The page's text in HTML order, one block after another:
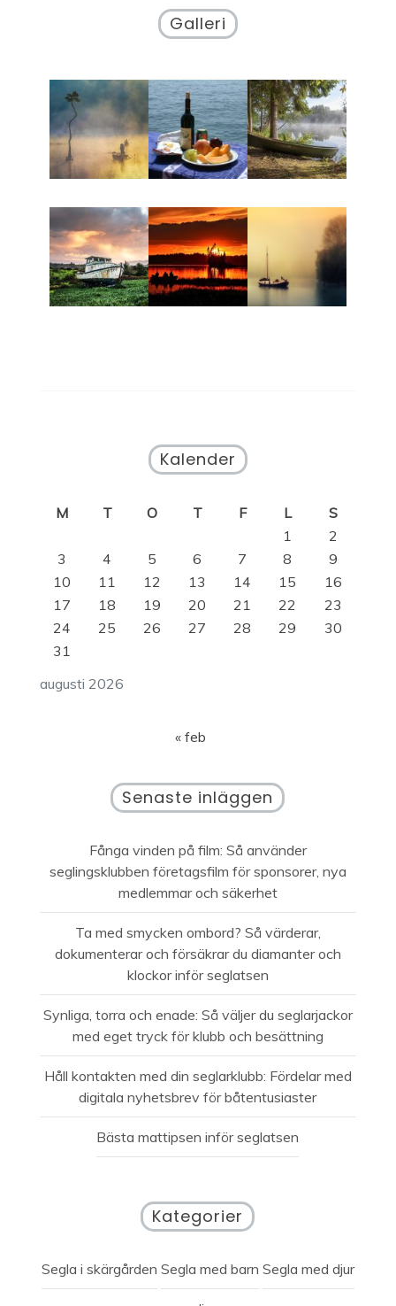
Galleri
Kalender
augusti 2026
M T O T F L
S
1
2
3
4 5 6 7 8
9
10
11 12 13 14 15
16
17
18 19 20 21 22
23
24
25 26 27 28 29
30
31
« feb
Senaste inläggen
Fånga vinden på film: Så använder
seglingsklubben företagsfilm för sponsorer, nya
medlemmar och säkerhet
Ta med smycken ombord? Så värderar,
dokumenterar och försäkrar du diamanter och
klockor inför seglatsen
Synliga, torra och enade: Så väljer du seglarjackor
med eget tryck för klubb och besättning
Håll kontakten med din seglarklubb: Fördelar med
digitala nyhetsbrev för båtentusiaster
Bästa mattipsen inför seglatsen
Kategorier
Segla i skärgården Segla med barn Segla med djur